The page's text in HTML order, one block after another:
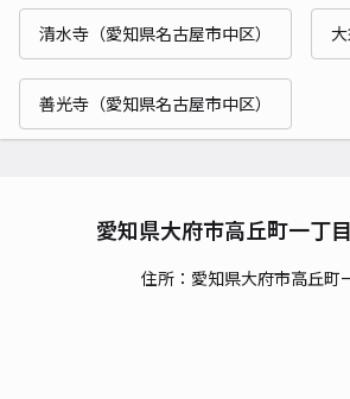
清水寺（愛知県名古屋市中区）
善光寺（愛知県名古屋市中区）
愛知県大府市高丘町一丁
住所：愛知県大府市高丘町